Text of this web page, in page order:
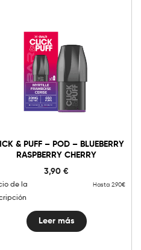
& PUFF – POD – BLUEBERRY
RASPBERRY CHERRY
3,90€
de la
Hasta 2.90€
Leer más